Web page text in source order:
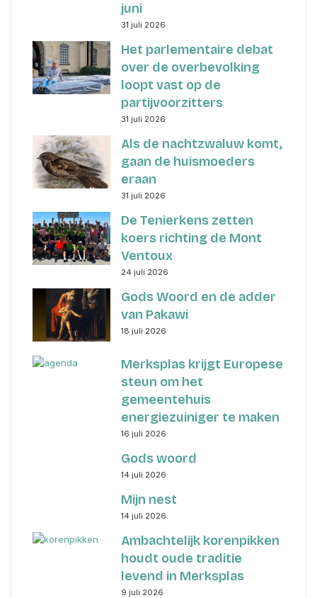
juni
31 juli 2026
Het parlementaire debat
over de overbevolking
loopt vast op de
partijvoorzitters
31 juli 2026
Als de nachtzwaluw komt,
gaan de huismoeders
eraan
31 juli 2026
De Tenierkens zetten
koers richting de Mont
Ventoux
24 juli 2026
Gods Woord en de adder
van Pakawi
18 juli 2026
Merksplas krijgt Europese
steun om het
gemeentehuis
energiezuiniger te maken
16 juli 2026
Gods woord
14 juli 2026
Mijn nest
14 juli 2026
Ambachtelijk korenpikken
houdt oude traditie
levend in Merksplas
9 juli 2026